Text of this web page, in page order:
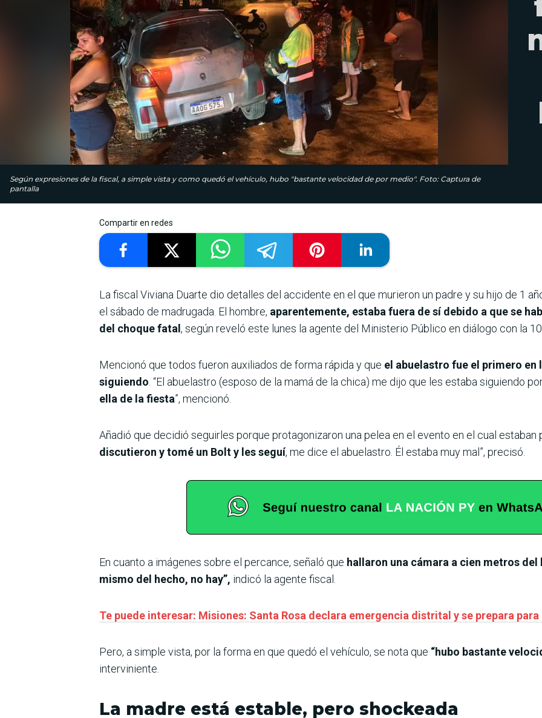
Según expresiones de la fiscal, a simple vista y como quedó el vehículo, hubo "bastante velocidad de por medio". Foto: Captura de
pantalla
Compartir en redes
La fiscal Viviana Duarte dio detalles del accidente en el que murieron un padre y su hijo de 1
el sábado de madrugada. El hombre, aparentemente, estaba fuera de sí debido a que se
del choque fatal , según reveló este lunes la agente del Ministerio Público en diálogo con la
Mencionó que todos fueron auxiliados de forma rápida y que el abuelastro fue el primero en
siguiendo . “El abuelastro (esposo de la mamá de la chica) me dijo que les estaba siguiendo
ella de la fiesta”, mencionó.
Añadió que decidió seguirles porque protagonizaron una pelea en el evento en el cual estaban
discutieron y tomé un Bolt y les seguí, me dice el abuelastro. Él estaba muy mal”, precisó.
En cuanto a imágenes sobre el percance, señaló que hallaron una cámara a cien metros
mismo del hecho, no hay”, indicó la agente fiscal.
Te puede interesar: Misiones: Santa Rosa declara emergencia distrital y se prepara
Pero, a simple vista, por la forma en que quedó el vehículo, se nota que “hubo bastante
interviniente.
La madre está estable, pero shockeada